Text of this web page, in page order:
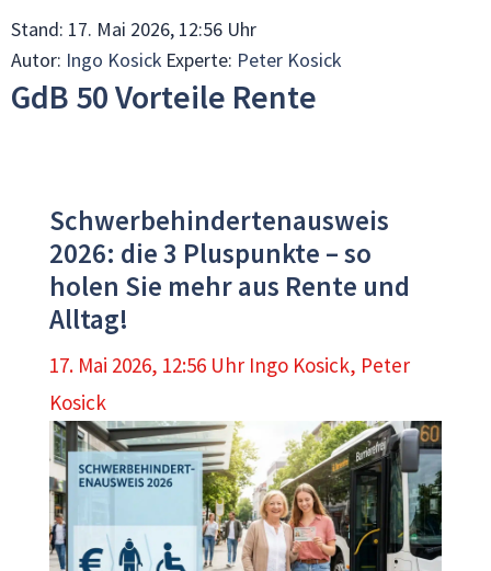
Stand: 17. Mai 2026, 12:56 Uhr
Autor: Ingo Kosick Experte: Peter Kosick
GdB 50 Vorteile Rente
Schwerbehindertenausweis
2026: die 3 Pluspunkte – so
holen Sie mehr aus Rente und
Alltag!
17. Mai 2026, 12:56 Uhr Ingo Kosick, Peter
Kosick